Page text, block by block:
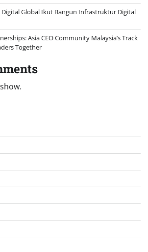
Digital Global Ikut Bangun Infrastruktur Digital
Asia CEO Community Malaysia’s Track
Together